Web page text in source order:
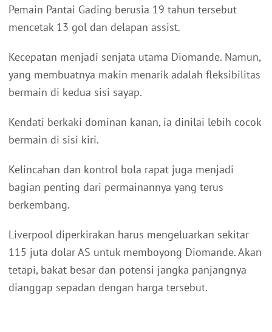
Pemain Pantai Gading berusia 19 tahun tersebut
mencetak 13 gol dan delapan assist.
Kecepatan menjadi senjata utama Diomande. Namun,
yang membuatnya makin menarik adalah fleksibilitas
bermain di kedua sisi sayap.
Kendati berkaki dominan kanan, ia dinilai lebih cocok
bermain di sisi kiri.
Kelincahan dan kontrol bola rapat juga menjadi
bagian penting dari permainannya yang terus
berkembang.
Liverpool diperkirakan harus mengeluarkan sekitar
115 juta dolar AS untuk memboyong Diomande. Akan
tetapi, bakat besar dan potensi jangka panjangnya
dianggap sepadan dengan harga tersebut.